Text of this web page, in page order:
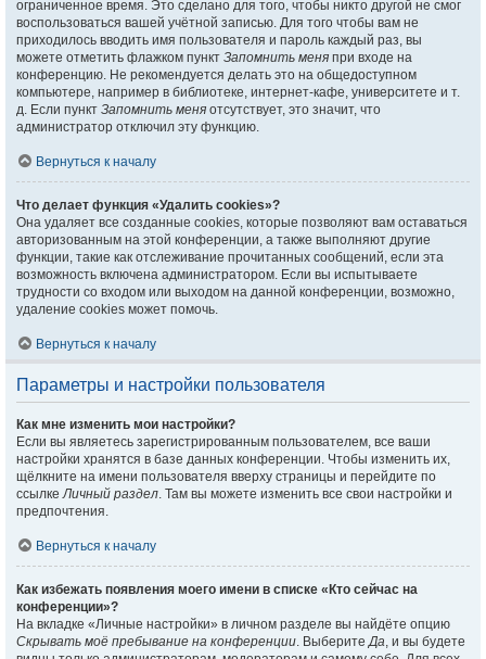
ограниченное время. Это сделано для того, чтобы никто другой не смог
воспользоваться вашей учётной записью. Для того чтобы вам не
приходилось вводить имя пользователя и пароль каждый раз, вы
можете отметить флажком пункт Запомнить меня при входе на
конференцию. Не рекомендуется делать это на общедоступном
компьютере, например в библиотеке, интернет-кафе, университете и т.
д. Если пункт Запомнить меня отсутствует, это значит, что
администратор отключил эту функцию.
Вернуться к началу
Что делает функция «Удалить cookies»?
Она удаляет все созданные cookies, которые позволяют вам оставаться
авторизованным на этой конференции, а также выполняют другие
функции, такие как отслеживание прочитанных сообщений, если эта
возможность включена администратором. Если вы испытываете
трудности со входом или выходом на данной конференции, возможно,
удаление cookies может помочь.
Вернуться к началу
Параметры и настройки пользователя
Как мне изменить мои настройки?
Если вы являетесь зарегистрированным пользователем, все ваши
настройки хранятся в базе данных конференции. Чтобы изменить их,
щёлкните на имени пользователя вверху страницы и перейдите по
ссылкеЛичный раздел. Там вы можете изменить все свои настройки и
предпочтения.
Вернуться к началу
Как избежать появления моего имени в списке «Кто сейчас на
конференции»?
На вкладке «Личные настройки» в личном разделе вы найдёте опцию
Скрывать моё пребывание на конференции. ВыберитеДа, и вы будете